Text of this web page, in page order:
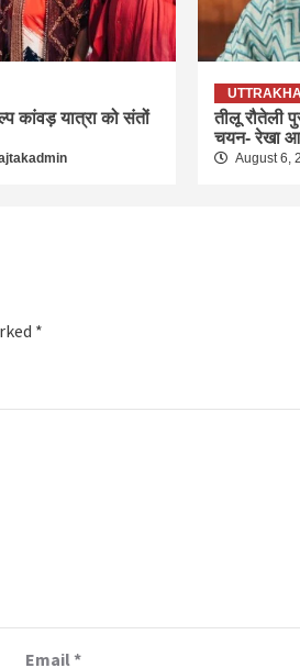
यात्रा को संतों
तीलू रौतेली
चयन- रेखा
August 6,
*
Email*